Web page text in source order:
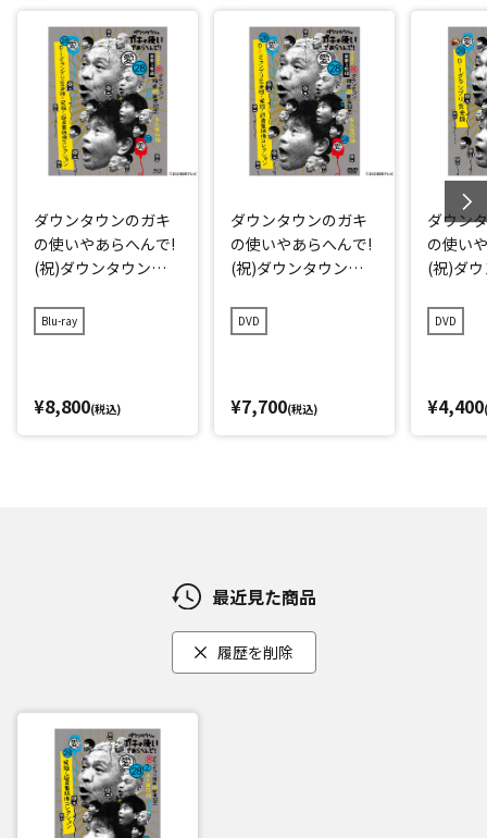
ダウンタウンのガキ
の使いやあらへんで!
(祝)ダウンタウン結
初回限定永久保存版
(28)(愛)D-1グランプ
Blu-ray
¥8,800(税込)
ダウンタウンのガキ
の使いやあらへんで!
(祝)ダウンタウン結
回限定永久保存版(2
8)(愛)D-1グランプリ
DVD
¥7,700(税込)
ダウン
の使い
(祝)ダ
久保存
グラン
DVD
¥4,400
最近見た商品
履歴を削除